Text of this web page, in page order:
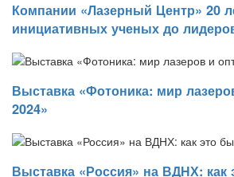
Компании «Лазерный Центр» 20
инициативных ученых до
Выставка «Фотоника: мир
2024»
Выставка «Россия» на ВДНХ: как